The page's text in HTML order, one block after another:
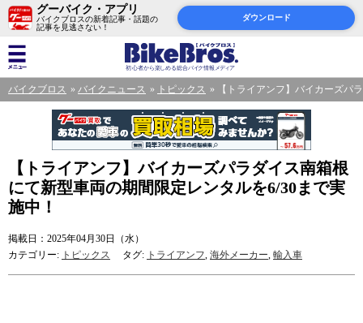
グーバイク・アプリ
バイクブロスの新着記事・話題の
記事を見逃さない！
ダウンロード
バイクブロス バイクニュース トピックス 【トライアンフ】バイカーズパ
【トライアンフ】バイカーズパラダイス南箱根
にて新型車両の期間限定レンタルを6/30まで実
施中！
掲載日：2025年04月30日（水）
カテゴリー: トピックス タグ: トライアンフ, 海外メーカー, 輸入車